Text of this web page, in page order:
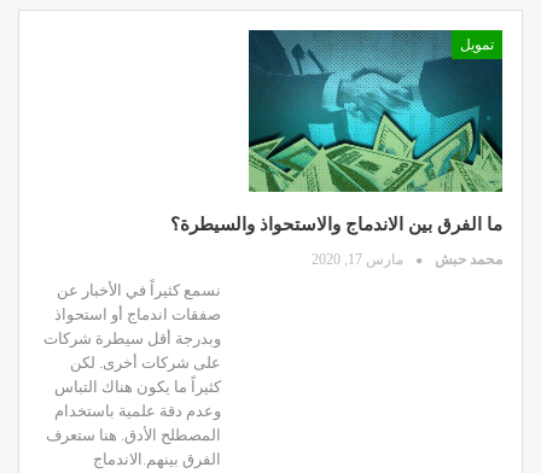
تمويل
ما الفرق بين الاندماج والاستحواذ والسيطرة؟
محمد حبش مارس 17, 2020
نسمع كثيراً في الأخبار عن
صفقات اندماج أو استحواذ
وبدرجة أقل سيطرة شركات
على شركات أخرى. لكن
كثيراً ما يكون هناك التباس
وعدم دقة علمية باستخدام
المصطلح الأدق. هنا ستعرف
الفرق بينهم.الاندماج